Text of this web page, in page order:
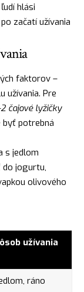
hlási
začatí užívania
faktorov –
užívania. Pre
2 čajové lyžičky
byť potrebná
s jedlom
do jogurtu,
olivového
užívania
ráno